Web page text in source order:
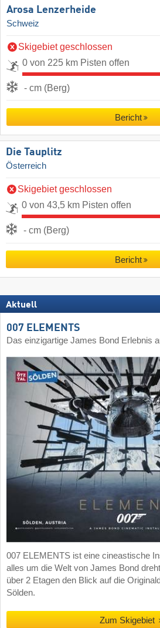
Arosa Lenzerheide
Schweiz
Skigebiet geschlossen
0 von 225 km Pisten offen
- cm (Berg)
Bericht
Die Tauplitz
Österreich
Skigebiet geschlossen
0 von 43,5 km Pisten offen
- cm (Berg)
Bericht
Aktuell
007 ELEMENTS
Das einzigartige James Bond Erlebnis
007 ELEMENTS ist eine cineastische
alles um die Welt von James Bond
über 2 Etagen den Blick auf die
Sölden.
Zum Skigebiet